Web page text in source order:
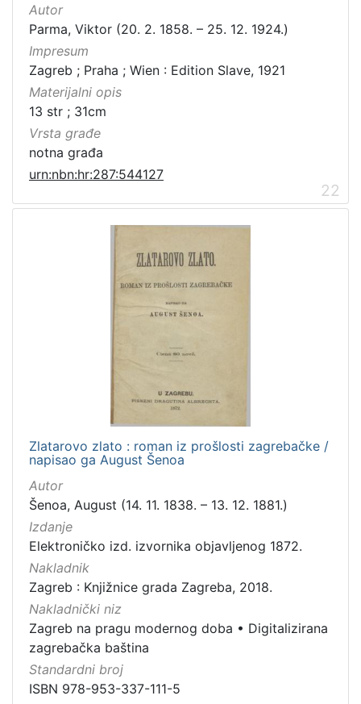
Autor
Parma, Viktor (20. 2. 1858. – 25. 12. 1924.)
Impresum
Zagreb ; Praha ; Wien : Edition Slave, 1921
Materijalni opis
13 str ; 31cm
Vrsta građe
notna građa
urn:nbn:hr:287:544127
22
Zlatarovo zlato : roman iz prošlosti zagrebačke /
napisao ga August Šenoa
Autor
Šenoa, August (14. 11. 1838. – 13. 12. 1881.)
Izdanje
Elektroničko izd. izvornika objavljenog 1872.
Nakladnik
Zagreb : Knjižnice grada Zagreba, 2018.
Nakladnički niz
Zagreb na pragu modernog doba • Digitalizirana
zagrebačka baština
Standardni broj
ISBN 978-953-337-111-5